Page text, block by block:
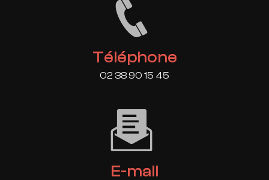
Téléphone
02 38 90 15 45
E-mail